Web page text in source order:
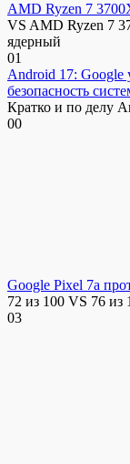
AMD Ryzen 7
VS AMD Ryzen 7
ядерный
01
Android 17: Google
безопасность
Кратко и по делу
00
Google Pixel 7a
72 из 100 VS 76 из
03